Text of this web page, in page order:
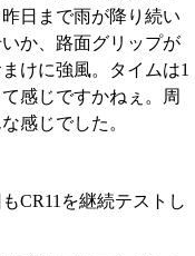
日まで雨が降り続い
か、路面グリップが
けに強風。タイムは1
感じですかねぇ。周
感じでした。
CR11を継続テストし